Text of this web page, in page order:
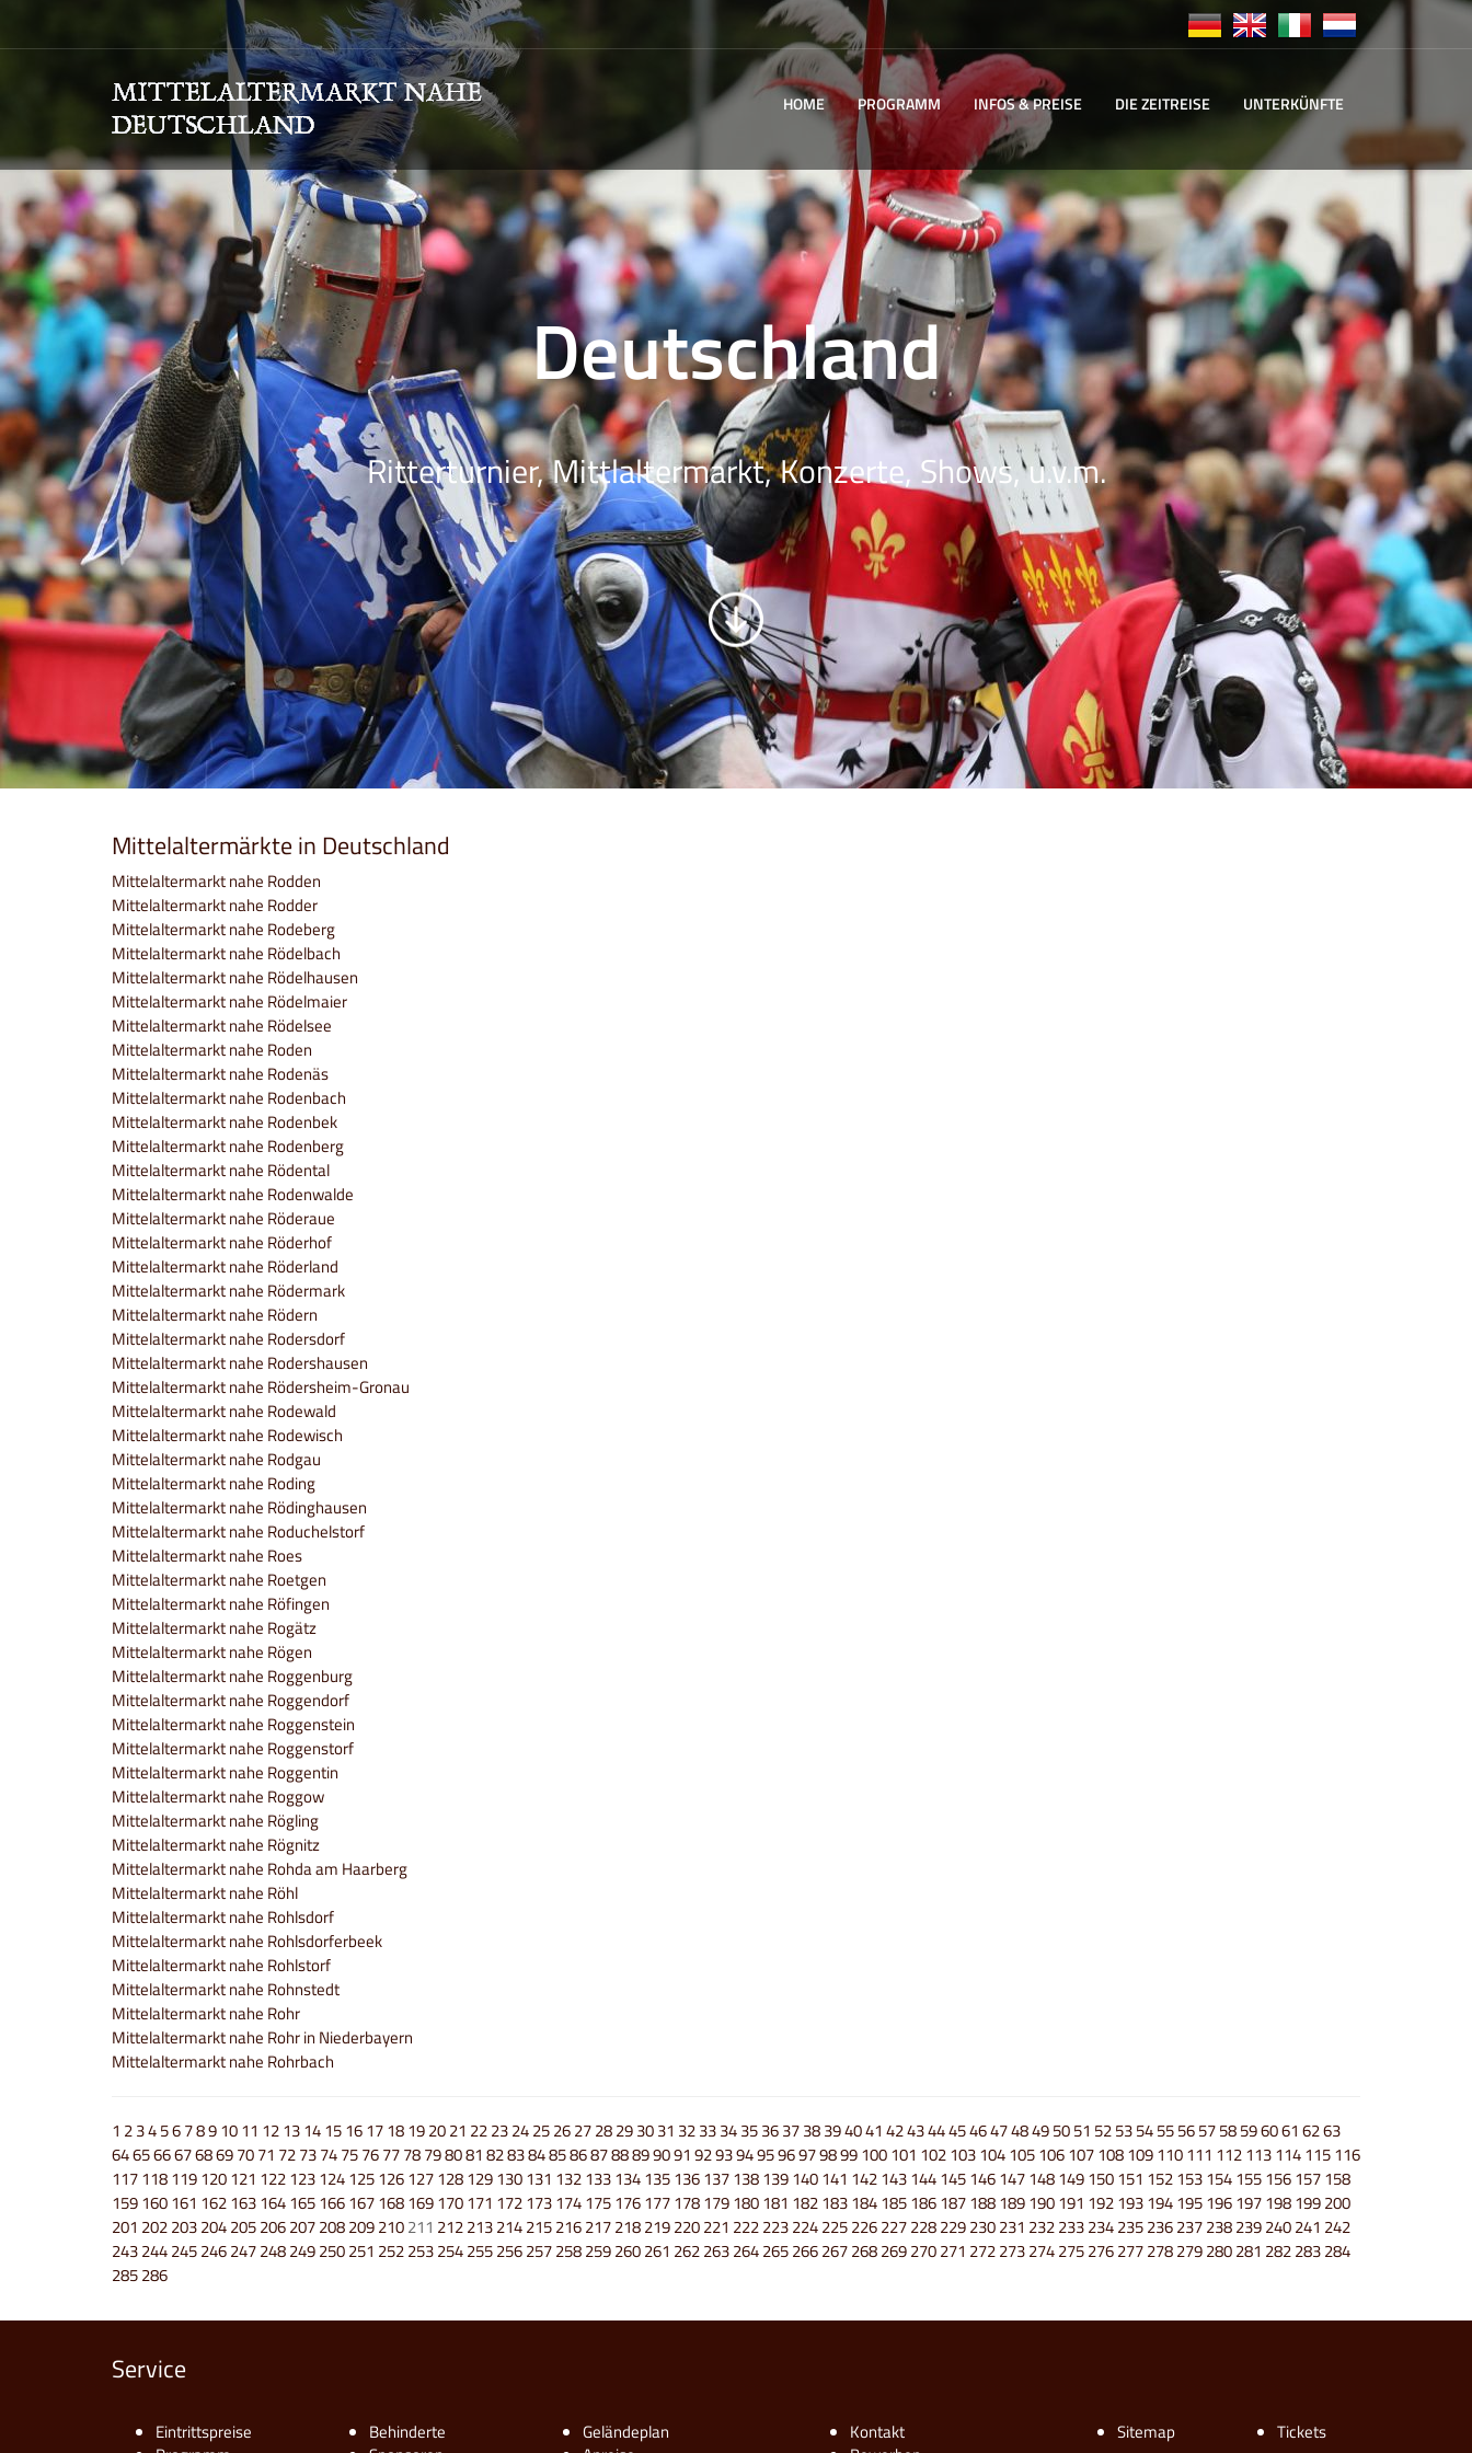
HOME PROGRAMM INFOS & PREISE DIE ZEITREISE UNTERKÜNFTE
Deutschland
Ritterturnier, Mittlaltermarkt, Konzerte, Shows, u.v.m.
Mittelaltermärkte in Deutschland
Mittelaltermarkt nahe Rodden
Mittelaltermarkt nahe Rodder
Mittelaltermarkt nahe Rodeberg
Mittelaltermarkt nahe Rödelbach
Mittelaltermarkt nahe Rödelhausen
Mittelaltermarkt nahe Rödelmaier
Mittelaltermarkt nahe Rödelsee
Mittelaltermarkt nahe Roden
Mittelaltermarkt nahe Rodenäs
Mittelaltermarkt nahe Rodenbach
Mittelaltermarkt nahe Rodenbek
Mittelaltermarkt nahe Rodenberg
Mittelaltermarkt nahe Rödental
Mittelaltermarkt nahe Rodenwalde
Mittelaltermarkt nahe Röderaue
Mittelaltermarkt nahe Röderhof
Mittelaltermarkt nahe Röderland
Mittelaltermarkt nahe Rödermark
Mittelaltermarkt nahe Rödern
Mittelaltermarkt nahe Rodersdorf
Mittelaltermarkt nahe Rodershausen
Mittelaltermarkt nahe Rödersheim-Gronau
Mittelaltermarkt nahe Rodewald
Mittelaltermarkt nahe Rodewisch
Mittelaltermarkt nahe Rodgau
Mittelaltermarkt nahe Roding
Mittelaltermarkt nahe Rödinghausen
Mittelaltermarkt nahe Roduchelstorf
Mittelaltermarkt nahe Roes
Mittelaltermarkt nahe Roetgen
Mittelaltermarkt nahe Röfingen
Mittelaltermarkt nahe Rogätz
Mittelaltermarkt nahe Rögen
Mittelaltermarkt nahe Roggenburg
Mittelaltermarkt nahe Roggendorf
Mittelaltermarkt nahe Roggenstein
Mittelaltermarkt nahe Roggenstorf
Mittelaltermarkt nahe Roggentin
Mittelaltermarkt nahe Roggow
Mittelaltermarkt nahe Rögling
Mittelaltermarkt nahe Rögnitz
Mittelaltermarkt nahe Rohda am Haarberg
Mittelaltermarkt nahe Röhl
Mittelaltermarkt nahe Rohlsdorf
Mittelaltermarkt nahe Rohlsdorferbeek
Mittelaltermarkt nahe Rohlstorf
Mittelaltermarkt nahe Rohnstedt
Mittelaltermarkt nahe Rohr
Mittelaltermarkt nahe Rohr in Niederbayern
Mittelaltermarkt nahe Rohrbach
1 234567891011 12131415161718192021 22232425262728293031 32333435363738394041 42434445464748495051 52535455565758596061 6263
6465666768697071 72737475767778798081 82838485868788899091 9293949596979899100101 102103104105106107108109110111 112113114115116
117118119120121 122123124125126127128129130131 132133134135136137138139140141 142143144145146147148149150151 152153154155156157158
159160161 162163164165166167168169170171 172173174175176177178179180181 182183184185186187188189190191 192193194195196197198199200
201 202203204205206207208209210211 212213214215216217218219220221 222223224225226227228229230231 232233234235236237238239240241 242
243244245246247248249250251 252253254255256257258259260261 262263264265266267268269270271 272273274275276277278279280281 282283284
285286
Service
Eintrittspreise
Behinderte
Geländeplan
Kontakt
Sitemap Tickets